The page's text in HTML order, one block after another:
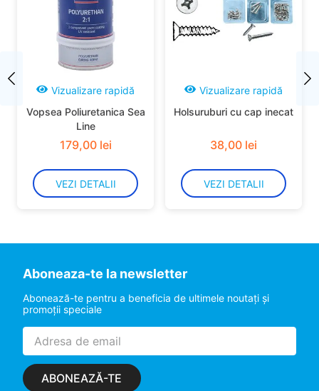
Vizualizare rapidă
Vopsea Poliuretanica Sea
Line
179,00 lei
VEZI DETALII
Vizualizare rapidă
Holsuruburi cu cap inecat
38,00 lei
VEZI DETALII
Aboneaza-te la newsletter
Abonează-te pentru a beneficia de ultimele noutaţi şi
promoţii speciale
ABONEAZĂ-TE